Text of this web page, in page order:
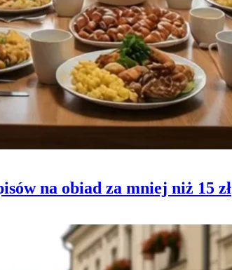
na obiad za mniej niż 15 zł